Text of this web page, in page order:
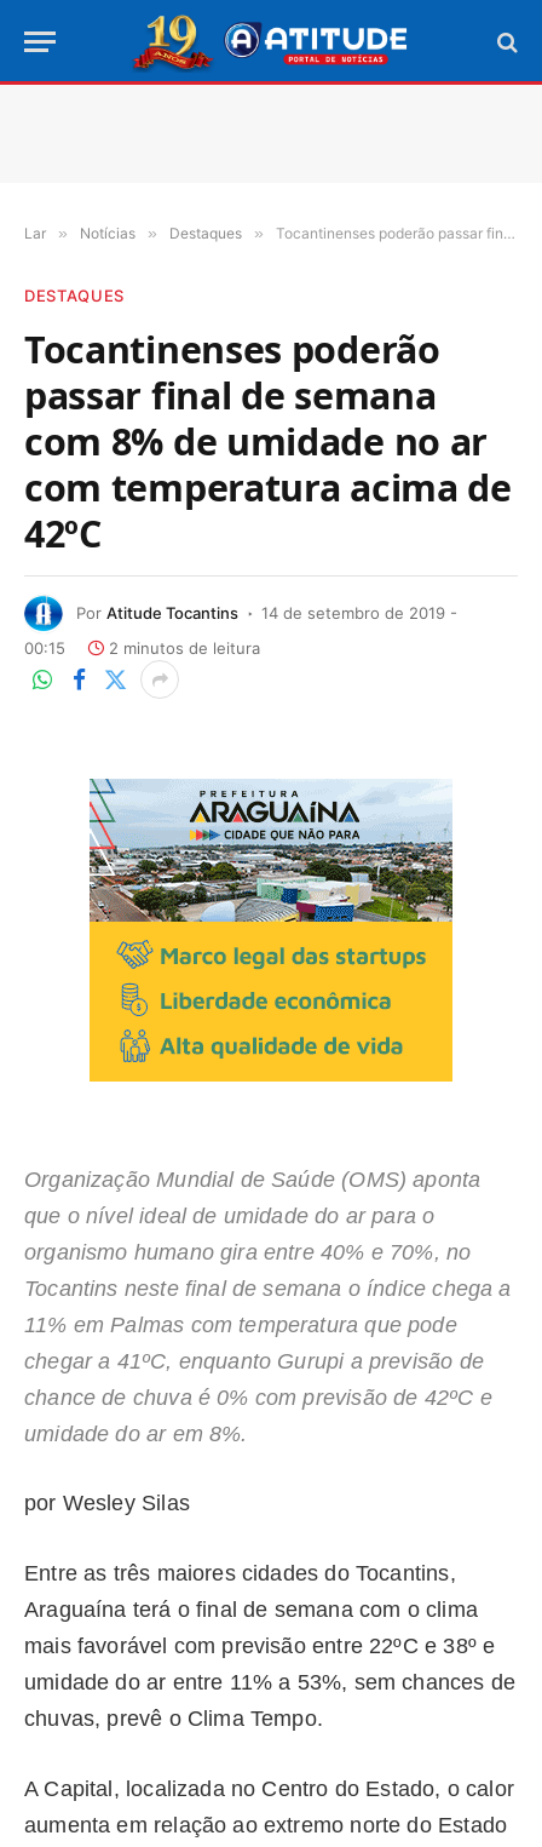
Lar » Notícias » Destaques » Tocantinenses poderão passar final de semana com 8% de umidade no ar com temperatura acima de 42ºC
DESTAQUES
Tocantinenses poderão
passar final de semana
com 8% de umidade no ar
com temperatura acima de
42ºC
Por Atitude Tocantins
14 de setembro de 2019 -
00:15
2 minutos de leitura
Organização Mundial de Saúde (OMS) aponta
que o nível ideal de umidade do ar para o
organismo humano gira entre 40% e 70%, no
Tocantins neste final de semana o índice chega a
11% em Palmas com temperatura que pode
chegar a 41ºC, enquanto Gurupi a previsão de
chance de chuva é 0% com previsão de 42ºC e
umidade do ar em 8%.
por Wesley Silas
Entre as três maiores cidades do Tocantins,
Araguaína terá o final de semana com o clima
mais favorável com previsão entre 22ºC e 38º e
umidade do ar entre 11% a 53%, sem chances de
chuvas, prevê o Clima Tempo.
A Capital, localizada no Centro do Estado, o calor
aumenta em relação ao extremo norte do Estado